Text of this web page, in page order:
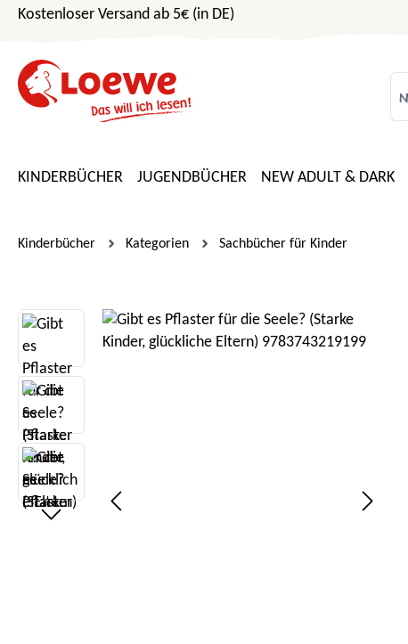
Hauptinhalt springen
Zur Suche springen
Zur Hauptnavigation springen
Kostenloser Versand ab 5€ (in DE)
KINDERBÜCHER JUGENDBÜCHER NEW ADULT & DARK
Kinderbücher Kategorien Sachbücher für Kinder
Bildergalerie überspringen